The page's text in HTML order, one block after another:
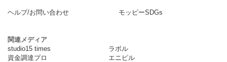
ヘルプ/お問い合わせ モッピーSDGs
関連メディア
studio15 times
ラボル
資金調達プロ
エニピル